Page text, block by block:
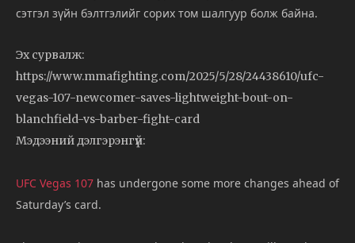
сэтгэл зүйн бэлтгэлийг сорих том шалгуур болж байна.
Эх сурвалж:
https://www.mmafighting.com/2025/5/28/24438610/ufc-
vegas-107-newcomer-saves-lightweight-bout-on-
blanchfield-vs-barber-fight-card
Мэдээний дэлгэрэнгүй:
UFC Vegas 107 has undergone some more changes ahead of
Saturday’s card.